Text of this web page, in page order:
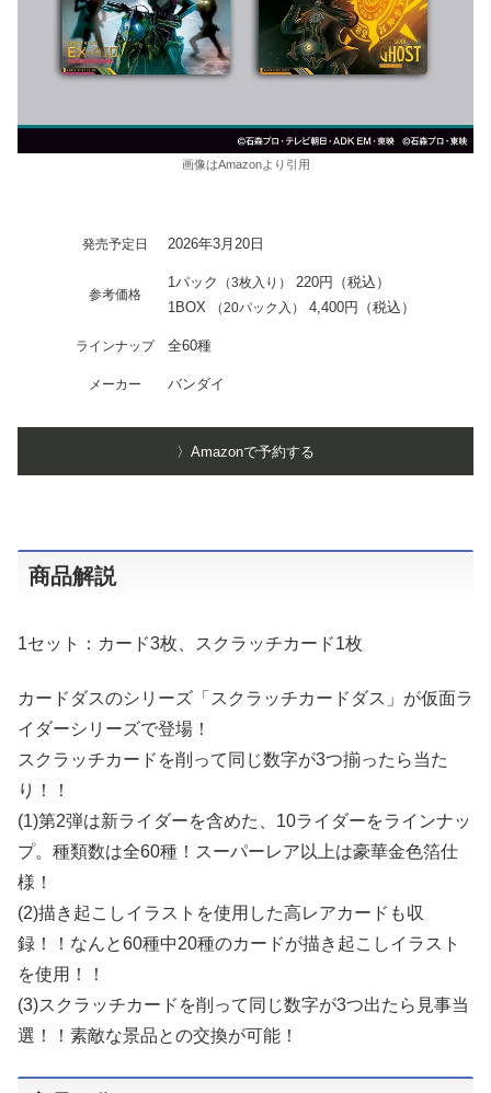
画像はAmazonより引用
発売予定日 2026年3月20日
参考価格
1パック （3枚入り）
220円（税込）
1BOX
（20パック入） 4,400円（税込）
ラインナップ 全60種
メーカー バンダイ
〉Amazonで予約する
商品解説
1セット：カード3枚、スクラッチカード1枚
カードダスのシリーズ「スクラッチカードダス」が仮面ラ
イダーシリーズで登場！
スクラッチカードを削って同じ数字が3つ揃ったら当た
り！！
(1)第2弾は新ライダーを含めた、10ライダーをラインナッ
プ。種類数は全60種！スーパーレア以上は豪華金色箔仕
様！
(2)描き起こしイラストを使用した高レアカードも収
録！！なんと60種中20種のカードが描き起こしイラスト
を使用！！
(3)スクラッチカードを削って同じ数字が3つ出たら見事当
選！！素敵な景品との交換が可能！